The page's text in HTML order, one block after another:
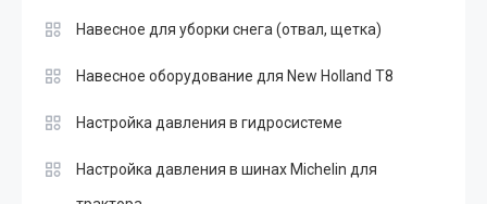
Навесное для уборки снега (отвал, щетка)
Навесное оборудование для New Holland T8
Настройка давления в гидросистеме
Настройка давления в шинах Michelin для